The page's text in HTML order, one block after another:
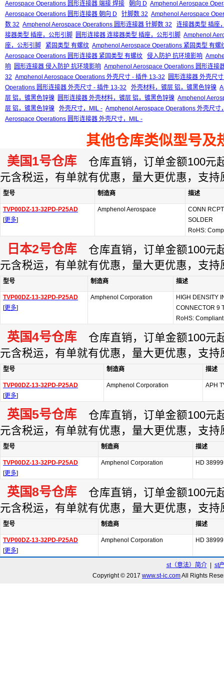
Aerospace Operations 圆形连接器 端接 焊接
朝向 D Amphenol Aerospace
Aerospace Operations 圆形连接器 朝向 D
针脚数 32 Amphenol Aerospace
数 32 Amphenol Aerospace Operations 圆形连接器 针脚数 32
连接器类型 插座
接器类型 插座，公形引脚 圆形连接器 连接器类型 插座，公形引脚 Amphenol
座，公形引脚
紧固类型 有螺纹 Amphenol Aerospace Operations 紧固类型 有螺
Aerospace Operations 圆形连接器 紧固类型 有螺纹
侵入防护 抗环境影响
响
圆形连接器 侵入防护 抗环境影响 Amphenol Aerospace Operations 圆形连接
32 Amphenol Aerospace Operations 外壳尺寸 - 插件 13-32
圆形连接器 外壳尺
Operations 圆形连接器 外壳尺寸 - 插件 13-32
外壳材料，镀层 铝，镀黑色锌镍
层 铝，镀黑色锌镍 圆形连接器 外壳材料，镀层 铝，镀黑色锌镍 Amphenol
层 铝，镀黑色锌镍
外壳尺寸，MIL - Amphenol Aerospace Operations 外壳尺寸
Aerospace Operations 圆形连接器 外壳尺寸，MIL -
其他仓库类似型号及
美国1号仓库 仓库直销，订单金额100元
元含税运，有单就有优惠，量大更优惠，支持
型号 制造商 描述
TVP00DZ-13-32PD-P25AD
[更多]
Amphenol Aerospace
CONN
SOLDER
RoHS:
日本2号仓库 仓库直销，订单金额100元
元含税运，有单就有优惠，量大更优惠，支持
型号 制造商 描述
TVP00DZ-13-32PD-P25AD
[更多]
Amphenol Corporation
HIGH DENSITY
CONNECTOR 9
RoHS: Compliant
英国4号仓库 仓库直销，订单金额100元
元含税运，有单就有优惠，量大更优惠，支持
型号 制造商 描述
TVP00DZ-13-32PD-P25AD
[更多]
Amphenol Corporation APH
英国5号仓库 仓库直销，订单金额100元
元含税运，有单就有优惠，量大更优惠，支持
型号 制造商 描述
TVP00DZ-13-32PD-P25AD
[更多]
Amphenol Corporation HD
英国8号仓库 仓库直销，订单金额100元
元含税运，有单就有优惠，量大更优惠，支持
型号 制造商 描述
TVP00DZ-13-32PD-P25AD
[更多]
Amphenol Corporation HD
st（意法）简介| st
Copyright © 2017 www.st-ic.comAll Rights